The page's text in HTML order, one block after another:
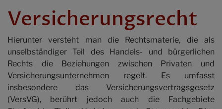
Dr. Walter Geißelmann em.
Die Kanzlei
Versicherungsrecht
Hierunter versteht man die Rechtsmaterie, die als
unselbständiger Teil des Handels- und bürgerlichen
Rechts die Beziehungen zwischen Privaten und
Versicherungsunternehmen regelt. Es umfasst
insbesondere das Versicherungsvertragsgesetz
(VersVG), berührt jedoch auch die Fachgebiete